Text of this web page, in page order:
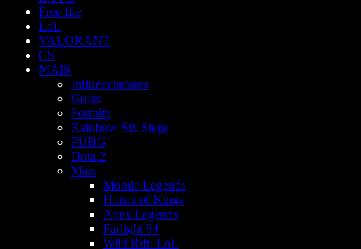
Free fire
LoL
VALORANT
CS
MAIS
Influenciadores
Guias
Fortnite
Rainbow Six Siege
PUBG
Dota 2
Mais
Mobile Legends
Honor of Kings
Apex Legends
Farlight 84
Wild Rift: LoL